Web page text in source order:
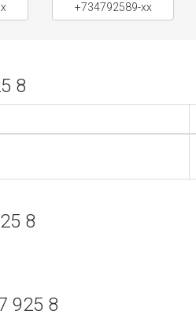
+734792589-xx
8
8
925 8